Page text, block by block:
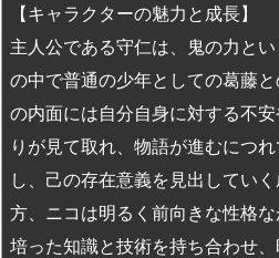
【キャラクターの魅力と成長】
主人公である守仁は、鬼の力と
の中で普通の少年としての葛藤
の内面には自分自身に対する不
りが見て取れ、物語が進むにつ
し、己の存在意義を見出してい
方、ニコは明るく前向きな性格
培った知識と技術を持ち合わせ